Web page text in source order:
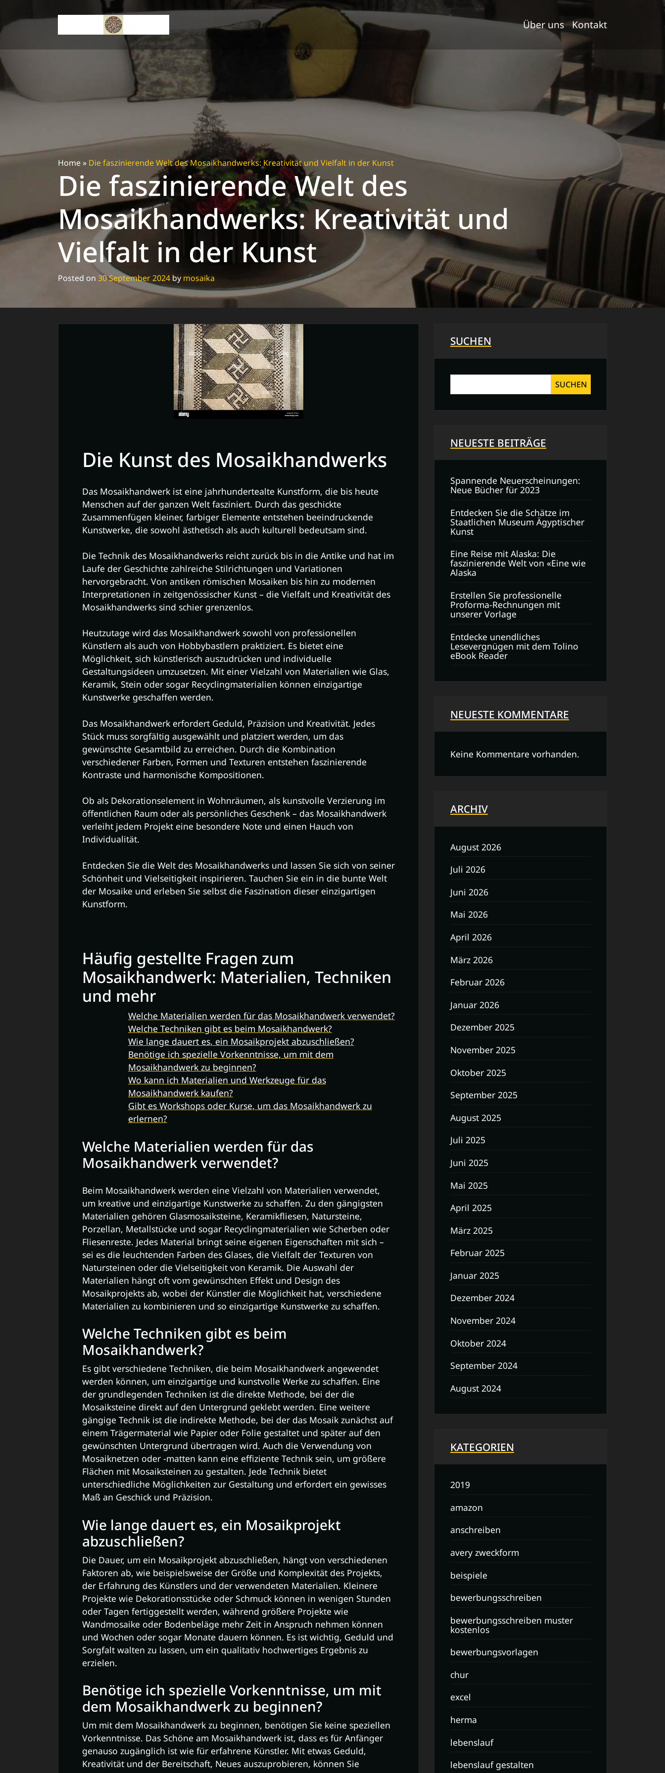
content
Über uns Kontakt
Home» Die faszinierende Welt des Mosaikhandwerks: Kreativität und Vielfalt in der Kunst
Die faszinierende Welt des
Mosaikhandwerks: Kreativität und
Vielfalt in der Kunst
Posted on 30 September 2024 by mosaika
Die Kunst des Mosaikhandwerks
Das Mosaikhandwerk ist eine jahrhundertealte Kunstform, die bis heute
Menschen auf der ganzen Welt fasziniert. Durch das geschickte
Zusammenfügen kleiner, farbiger Elemente entstehen beeindruckende
Kunstwerke, die sowohl ästhetisch als auch kulturell bedeutsam sind.
Die Technik des Mosaikhandwerks reicht zurück bis in die Antike und hat im
Laufe der Geschichte zahlreiche Stilrichtungen und Variationen
hervorgebracht. Von antiken römischen Mosaiken bis hin zu modernen
Interpretationen in zeitgenössischer Kunst – die Vielfalt und Kreativität des
Mosaikhandwerks sind schier grenzenlos.
Heutzutage wird das Mosaikhandwerk sowohl von professionellen
Künstlern als auch von Hobbybastlern praktiziert. Es bietet eine
Möglichkeit, sich künstlerisch auszudrücken und individuelle
Gestaltungsideen umzusetzen. Mit einer Vielzahl von Materialien wie Glas,
Keramik, Stein oder sogar Recyclingmaterialien können einzigartige
Kunstwerke geschaffen werden.
Das Mosaikhandwerk erfordert Geduld, Präzision und Kreativität. Jedes
Stück muss sorgfältig ausgewählt und platziert werden, um das
gewünschte Gesamtbild zu erreichen. Durch die Kombination
verschiedener Farben, Formen und Texturen entstehen faszinierende
Kontraste und harmonische Kompositionen.
Ob als Dekorationselement in Wohnräumen, als kunstvolle Verzierung im
öffentlichen Raum oder als persönliches Geschenk – das Mosaikhandwerk
verleiht jedem Projekt eine besondere Note und einen Hauch von
Individualität.
Entdecken Sie die Welt des Mosaikhandwerks und lassen Sie sich von seiner
Schönheit und Vielseitigkeit inspirieren. Tauchen Sie ein in die bunte Welt
der Mosaike und erleben Sie selbst die Faszination dieser einzigartigen
Kunstform.
Häufig gestellte Fragen zum
Mosaikhandwerk: Materialien, Techniken
und mehr
Welche Materialien werden für das Mosaikhandwerk verwendet?
Welche Techniken gibt es beim Mosaikhandwerk?
Wie lange dauert es, ein Mosaikprojekt abzuschließen?
Benötige ich spezielle Vorkenntnisse, um mit dem
Mosaikhandwerk zu beginnen?
Wo kann ich Materialien und Werkzeuge für das
Mosaikhandwerk kaufen?
Gibt es Workshops oder Kurse, um das Mosaikhandwerk zu
erlernen?
Welche Materialien werden für das
Mosaikhandwerk verwendet?
Beim Mosaikhandwerk werden eine Vielzahl von Materialien verwendet,
um kreative und einzigartige Kunstwerke zu schaffen. Zu den gängigsten
Materialien gehören Glasmosaiksteine, Keramikfliesen, Natursteine,
Porzellan, Metallstücke und sogar Recyclingmaterialien wie Scherben oder
Fliesenreste. Jedes Material bringt seine eigenen Eigenschaften mit sich –
sei es die leuchtenden Farben des Glases, die Vielfalt der Texturen von
Natursteinen oder die Vielseitigkeit von Keramik. Die Auswahl der
Materialien hängt oft vom gewünschten Effekt und Design des
Mosaikprojekts ab, wobei der Künstler die Möglichkeit hat, verschiedene
Materialien zu kombinieren und so einzigartige Kunstwerke zu schaffen.
Welche Techniken gibt es beim
Mosaikhandwerk?
Es gibt verschiedene Techniken, die beim Mosaikhandwerk angewendet
werden können, um einzigartige und kunstvolle Werke zu schaffen. Eine
der grundlegenden Techniken ist die direkte Methode, bei der die
Mosaiksteine direkt auf den Untergrund geklebt werden. Eine weitere
gängige Technik ist die indirekte Methode, bei der das Mosaik zunächst auf
einem Trägermaterial wie Papier oder Folie gestaltet und später auf den
gewünschten Untergrund übertragen wird. Auch die Verwendung von
Mosaiknetzen oder -matten kann eine effiziente Technik sein, um größere
Flächen mit Mosaiksteinen zu gestalten. Jede Technik bietet
unterschiedliche Möglichkeiten zur Gestaltung und erfordert ein gewisses
Maß an Geschick und Präzision.
Wie lange dauert es, ein Mosaikprojekt
abzuschließen?
Die Dauer, um ein Mosaikprojekt abzuschließen, hängt von verschiedenen
Faktoren ab, wie beispielsweise der Größe und Komplexität des Projekts,
der Erfahrung des Künstlers und der verwendeten Materialien. Kleinere
Projekte wie Dekorationsstücke oder Schmuck können in wenigen Stunden
oder Tagen fertiggestellt werden, während größere Projekte wie
Wandmosaike oder Bodenbeläge mehr Zeit in Anspruch nehmen können
und Wochen oder sogar Monate dauern können. Es ist wichtig, Geduld und
Sorgfalt walten zu lassen, um ein qualitativ hochwertiges Ergebnis zu
erzielen.
Benötige ich spezielle Vorkenntnisse, um mit
dem Mosaikhandwerk zu beginnen?
Um mit dem Mosaikhandwerk zu beginnen, benötigen Sie keine speziellen
Vorkenntnisse. Das Schöne am Mosaikhandwerk ist, dass es für Anfänger
genauso zugänglich ist wie für erfahrene Künstler. Mit etwas Geduld,
Kreativität und der Bereitschaft, Neues auszuprobieren, können Sie
SUCHEN
SUCHEN
NEUESTE BEITRÄGE
Spannende Neuerscheinungen:
Neue Bücher für 2023
Entdecken Sie die Schätze im
Staatlichen Museum Ägyptischer
Kunst
Eine Reise mit Alaska: Die
faszinierende Welt von «Eine wie
Alaska
Erstellen Sie professionelle
Proforma-Rechnungen mit
unserer Vorlage
Entdecke unendliches
Lesevergnügen mit dem Tolino
eBook Reader
NEUESTE KOMMENTARE
Keine Kommentare vorhanden.
ARCHIV
August 2026
Juli 2026
Juni 2026
Mai 2026
April 2026
März 2026
Februar 2026
Januar 2026
Dezember 2025
November 2025
Oktober 2025
September 2025
August 2025
Juli 2025
Juni 2025
Mai 2025
April 2025
März 2025
Februar 2025
Januar 2025
Dezember 2024
November 2024
Oktober 2024
September 2024
August 2024
KATEGORIEN
2019
amazon
anschreiben
avery zweckform
beispiele
bewerbungsschreiben
bewerbungsschreiben muster
kostenlos
bewerbungsvorlagen
chur
excel
herma
lebenslauf
lebenslauf gestalten